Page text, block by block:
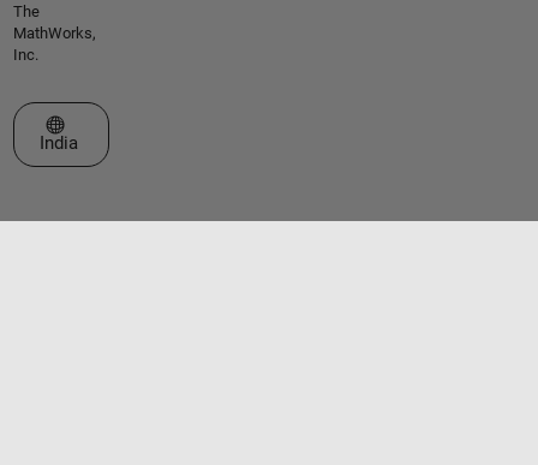
The
MathWorks,
Inc.
Select a Web Site
India